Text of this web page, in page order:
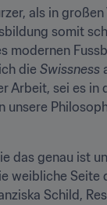
als in
somit
modernen
die Swissness
Arbeit, sei es in
unsere
das genau ist
weibliche Seite
Schild,